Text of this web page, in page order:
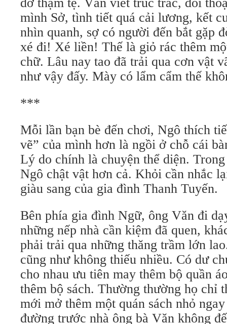
mình Sở, tình tiết quá cải lương, kết
nhìn quanh, sợ có người đến bắt gặp
xé đi! Xé liền! Thế là giỏ rác thêm
chữ. Lâu nay tao đã trải qua cơn vật
như vậy đấy. Mày có lẩm cẩm thế
***
Mỗi lần bạn bè đến chơi, Ngô thích
vẽ” của mình hơn là ngồi ở chỗ cái
Lý do chính là chuyện thể diện.
Ngô chật vật hơn cả. Khỏi cần nhắc
giàu sang của gia đình Thanh Tuyến.
Bên phía gia đình Ngữ, ông Văn đi
những nếp nhà cần kiệm đã quen,
phải trải qua những thăng trầm lớn
cũng như không thiếu nhiều. Có dư
cho nhau ưu tiên may thêm bộ quần
thêm bộ sách. Thường thường họ chỉ
mới mở thêm một quán sách nhỏ
đường trước nhà ông bà Văn không